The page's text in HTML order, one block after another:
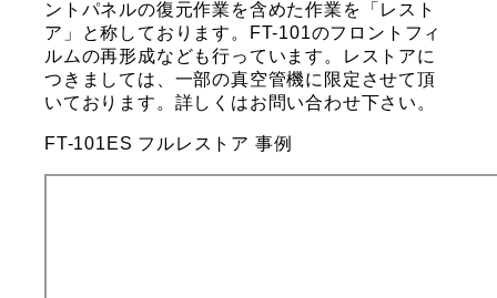
ントパネルの復元作業を含めた作業を「レスト
ア」と称しております。FT-101のフロントフィ
ルムの再形成なども行っています。レストアに
つきましては、一部の真空管機に限定させて頂
いております。詳しくはお問い合わせ下さい。
FT-101ES フルレストア 事例